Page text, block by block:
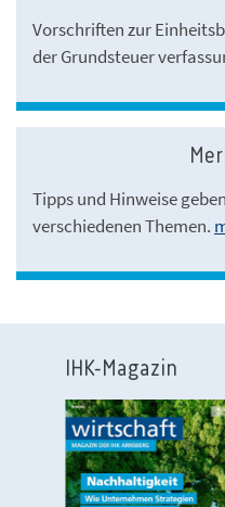
Vorschriften zur
der Grundsteuer
Tipps und Hinweise
verschiedenen Themen.
IHK-Magazin